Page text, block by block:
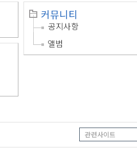
커뮤니티
공지사항
앨범